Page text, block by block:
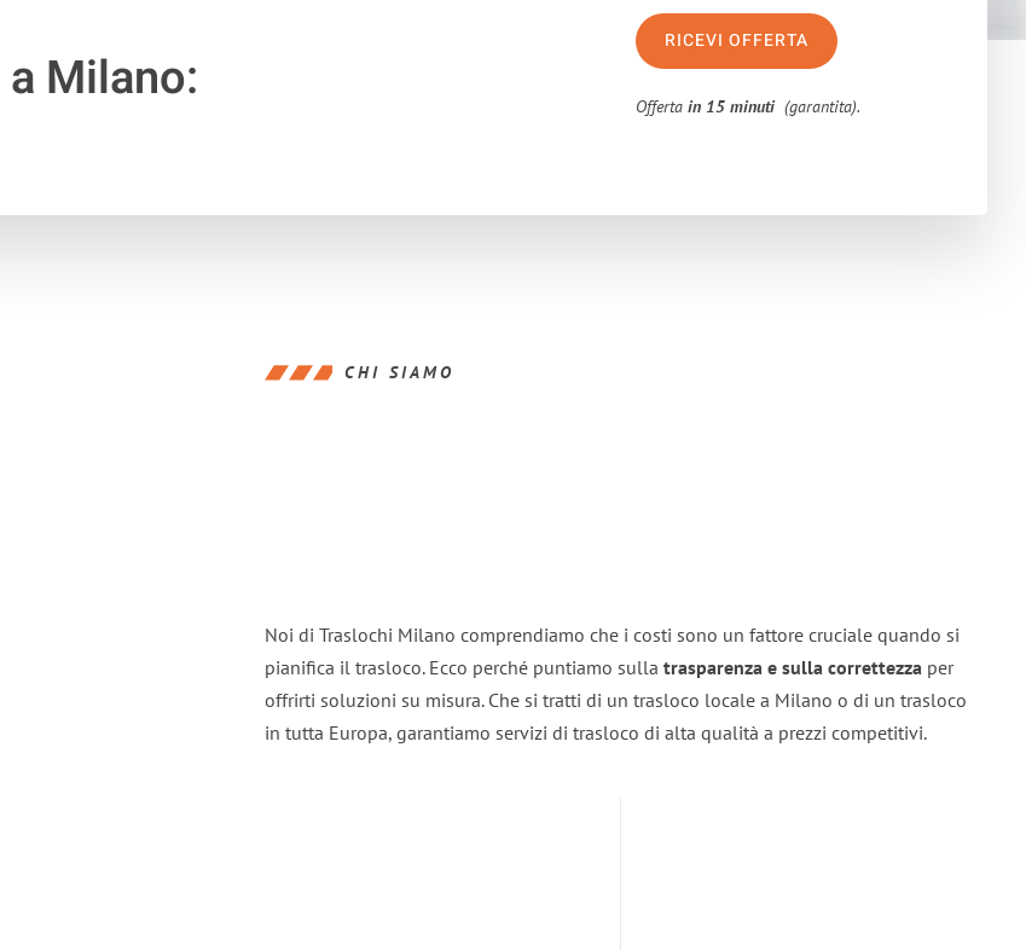
a Milano:
RICEVI OFFERTA
Offertain 15 minuti (garantita).
CHI SIAMO
Noi di Traslochi Milano comprendiamo che i costi sono un fattore cruciale quando si
pianifica il trasloco. Ecco perché puntiamo sulla trasparenza e sulla correttezza per
offrirti soluzioni su misura. Che si tratti di un trasloco locale a Milano o di un trasloco
in tutta Europa, garantiamo servizi di trasloco di alta qualità a prezzi competitivi.